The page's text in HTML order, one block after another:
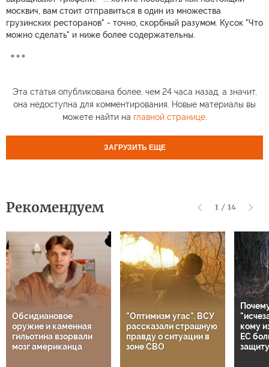
москвич, вам стоит отправиться в один из множества
грузинских ресторанов" - точно, скорбный разумом. Кусок "Что
можно сделать" и ниже более содержательны.
Эта статья опубликована более, чем 24 часа назад, а значит,
она недоступна для комментирования. Новые материалы вы
можете найти на главной странице.
ЗАГРУЗИТЬ ЕЩЕ
Рекомендуем 1 / 14
Обсидиановое
оружие и каменная
гильотина взорвали
мозг американца
"Оптимизм угас". ВСУ
рассказали страшную
правду о ситуации в
зоне СВО
кому
ЕС